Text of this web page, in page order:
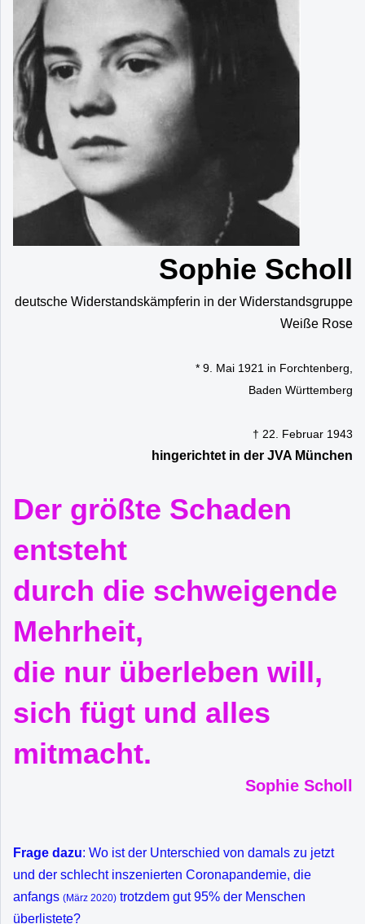
Sophie Scholl
deutsche Widerstandskämpferin in der Widerstandsgruppe
Weiße Rose
* 9. Mai 1921 in Forchtenberg,
Baden Württemberg
† 22. Februar 1943
hingerichtet in der JVA München
Der größte Schaden
entsteht
durch die schweigende
Mehrheit,
die nur überleben will,
sich fügt und alles
mitmacht.
Sophie Scholl
Frage dazu: Wo ist der Unterschied von damals zu jetzt
und der schlecht inszenierten Coronapandemie, die
anfangs (März 2020) trotzdem gut 95% der Menschen
überlistete?